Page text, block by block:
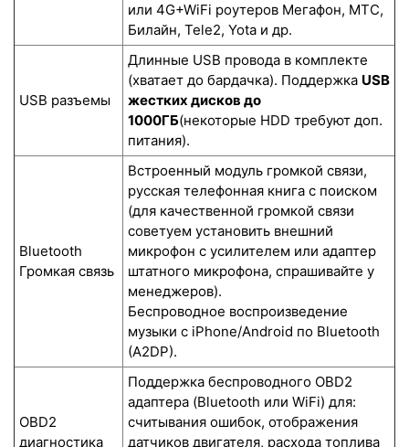
или 4G+WiFi роутеров Мегафон, МТС,
Билайн, Tele2, Yota и др.
USB разъемы
Длинные USB провода в комплекте
(хватает до бардачка). Поддержка USB
жестких дисков до
1000ГБ(некоторые HDD требуют доп.
питания).
Bluetooth
Громкая связь
Встроенный модуль громкой связи,
русская телефонная книга с поиском
(для качественной громкой связи
советуем установить внешний
микрофон с усилителем или адаптер
штатного микрофона, спрашивайте у
менеджеров).
Беспроводное воспроизведение
музыки с iPhone/Android по Bluetooth
(A2DP).
OBD2
диагностика
Поддержка беспроводного OBD2
адаптера (Bluetooth или WiFi) для:
считывания ошибок, отображения
датчиков двигателя, расхода топлива